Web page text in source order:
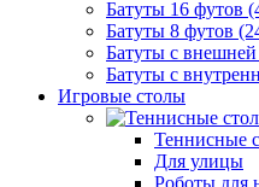
Батуты 16 футов
Батуты 8 футов
Батуты с внешней
Батуты с
Игровые столы
Теннисные
Для улицы
Роботы для